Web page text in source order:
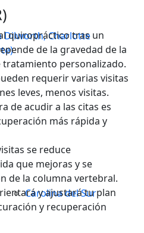
Dilworth, Charlotte
Carolina del Sur
quiropráctico tras un
de la gravedad de la
tratamiento personalizado.
requerir varias visitas
leves, menos visitas.
de acudir a las citas es
más rápida y
se reduce
que mejoras y se
de la columna vertebral.
y ajustará tu plan
y recuperación